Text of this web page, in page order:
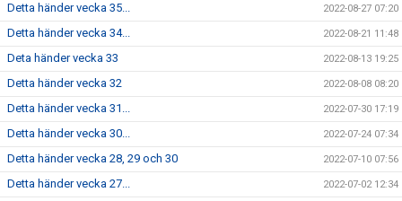
Detta händer vecka 35... 2022-08-27 07:20
Detta händer vecka 34... 2022-08-21 11:48
Deta händer vecka 33 2022-08-13 19:25
Detta händer vecka 32 2022-08-08 08:20
Detta händer vecka 31... 2022-07-30 17:19
Detta händer vecka 30... 2022-07-24 07:34
Detta händer vecka 28, 29 och 30 2022-07-10 07:56
Detta händer vecka 27... 2022-07-02 12:34